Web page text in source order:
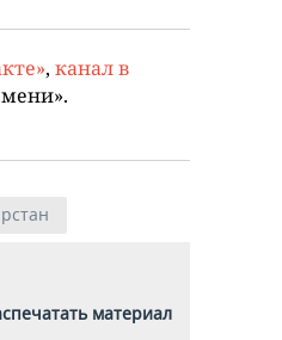
, канал в
материал